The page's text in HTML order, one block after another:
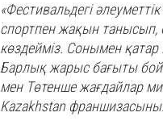
«Фестивальдегі
спортпен жақын танысып,
көздейміз. Сонымен қатар
Барлық жарыс бағыты
мен Төтенше жағдайлар
Kazakhstan